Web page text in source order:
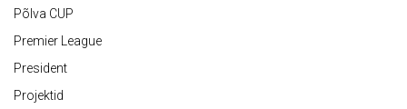
Põlva CUP
Premier League
President
Projektid